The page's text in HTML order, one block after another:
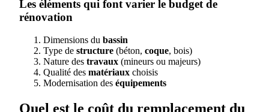
Les éléments qui font varier le budget de
rénovation
Dimensions du bassin
Type de structure (béton, coque, bois)
Nature des travaux (mineurs ou majeurs)
Qualité des matériaux choisis
Modernisation des équipements
Quel est le coût du remplacement du